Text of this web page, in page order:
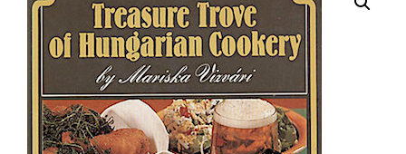
SHOP
KAPCSOLAT